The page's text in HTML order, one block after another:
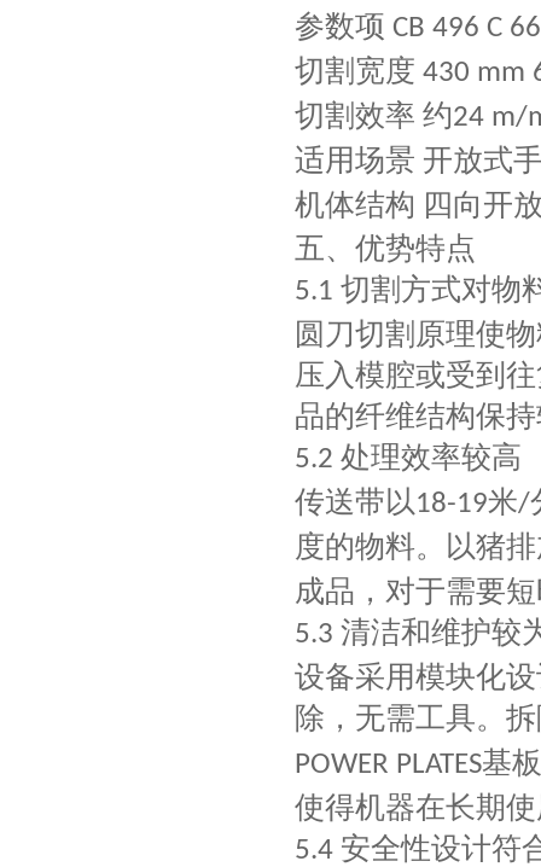
参数项 CB 496 C
切割宽度 430 mm
切割效率 约24 m/
适用场景 开放式
机体结构 四向开
五、优势特点
5.1 切割方式对物
圆刀切割原理使
压入模腔或受到
品的纤维结构保
5.2 处理效率较高
传送带以18-19米/
度的物料。以猪
成品，对于需要
5.3 清洁和维护较
设备采用模块化
除，无需工具。
POWER PLATES基
使得机器在长期
5.4 安全性设计符